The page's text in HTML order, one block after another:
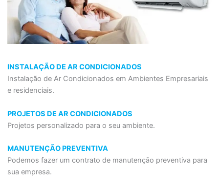
INSTALAÇÃO DE AR CONDICIONADOS
Instalação de Ar Condicionados em Ambientes Empresariais
e residenciais.
PROJETOS DE AR CONDICIONADOS
Projetos personalizado para o seu ambiente.
MANUTENÇÃO PREVENTIVA
Podemos fazer um contrato de manutenção preventiva para
sua empresa.